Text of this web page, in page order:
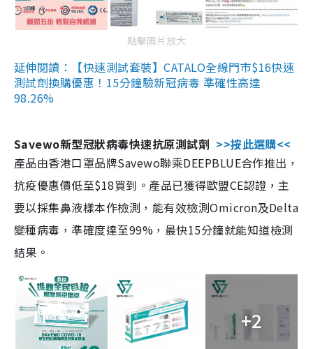
點擊圖片放大
延伸閱讀：【快速測試套裝】CATALO全線門市$16快速
測試劑換購優惠！15分鐘驗新冠病毒 準確性高達
98.26%
Savewo新型冠狀病毒快速抗原測試劑 >>按此選購<<
產品由香港口罩品牌Savewo聯乘DEEPBLUE合作推出，
抗疫優惠價低至$18買到。產品已獲得歐盟CE認證，主
要以採集鼻液樣本作檢測，能有效檢測Omicron及Delta
變種病毒，準確度達至99%，最快15分鐘就能知道檢測
結果。
+2